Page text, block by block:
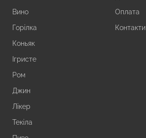
Вино
Горілка
Коньяк
Ігристе
Ром
Джин
Лікер
Текіла
Оплата
Контакти